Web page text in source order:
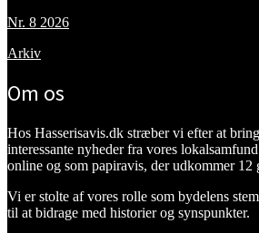
Nr. 8 2026
Arkiv
Om os
Hos Hasserisavis.dk stræber vi efter at
interessante nyheder fra vores
online og som papiravis, der udkommer 12
Vi er stolte af vores rolle som bydelens
til at bidrage med historier og synspunkter.